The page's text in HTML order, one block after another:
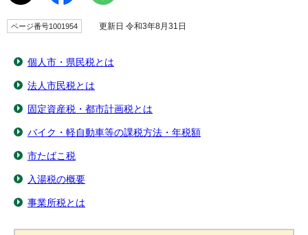
ページ番号1001954 更新日 令和3年8月31日
個人市・県民税とは
法人市民税とは
固定資産税・都市計画税とは
バイク・軽自動車等の課税方法・年税額
市たばこ税
入湯税の概要
事業所税とは